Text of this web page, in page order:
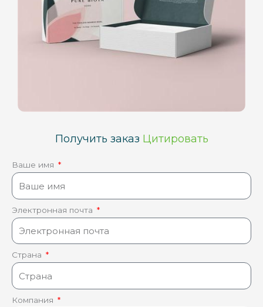
Получить заказ Цитировать
Ваше имя
Электронная почта
Страна
Компания